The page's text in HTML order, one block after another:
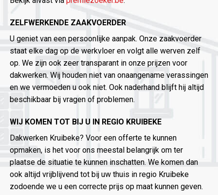
ZELFWERKENDE ZAAKVOERDER
U geniet van een persoonlijke aanpak. Onze zaakvoerder
staat elke dag op de werkvloer en volgt alle werven zelf
op. We zijn ook zeer transparant in onze prijzen voor
dakwerken. Wij houden niet van onaangename verassingen
en we vermoeden u ook niet. Ook naderhand blijft hij altijd
beschikbaar bij vragen of problemen.
WIJ KOMEN TOT BIJ U IN REGIO KRUIBEKE
Dakwerken Kruibeke? Voor een offerte te kunnen
opmaken, is het voor ons meestal belangrijk om ter
plaatse de situatie te kunnen inschatten. We komen dan
ook altijd vrijblijvend tot bij uw thuis in regio Kruibeke
zodoende we u een correcte prijs op maat kunnen geven.